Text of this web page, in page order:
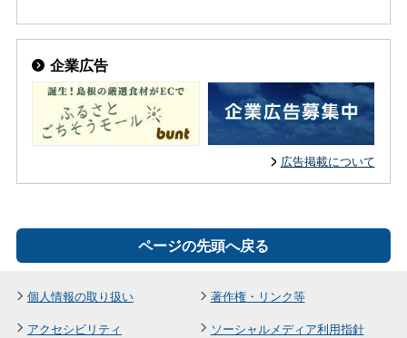
企業広告
広告掲載について
ページの先頭へ戻る
個人情報の取り扱い
著作権・リンク等
アクセシビリティ
ソーシャルメディア利用指針